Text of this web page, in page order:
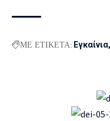
ΜΕ ΕΤΙΚΕΤΑ: Εγκαίνια